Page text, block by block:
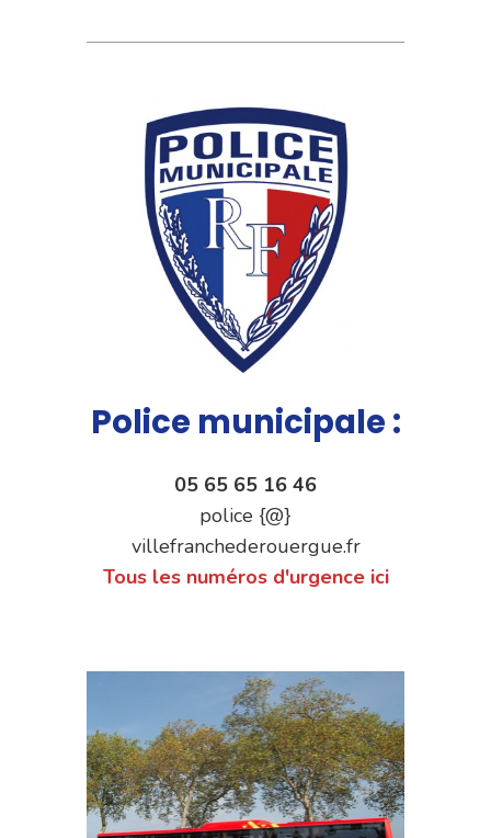
Police municipale :
05 65 65 16 46
police {@}
villefranchederouergue.fr
Tous les numéros d'urgence ici